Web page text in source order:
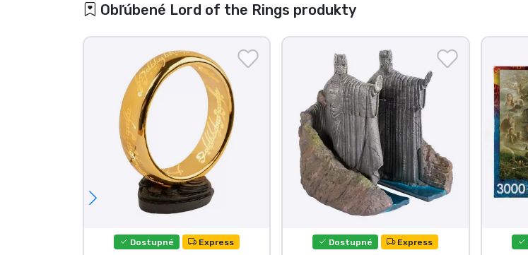
Obľúbené Lord of the Rings produkty
Dostupné Express Dostupné Express